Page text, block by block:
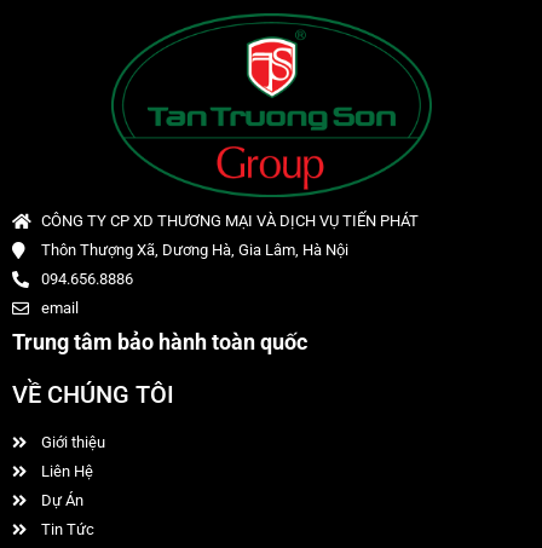
CÔNG TY CP XD THƯƠNG MẠI VÀ DỊCH VỤ TIẾN PHÁT
Thôn Thượng Xã, Dương Hà, Gia Lâm, Hà Nội
094.656.8886
email
Trung tâm bảo hành toàn quốc
VỀ CHÚNG TÔI
Giới thiệu
Liên Hệ
Dự Án
Tin Tức